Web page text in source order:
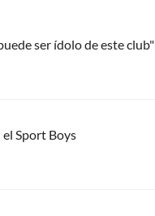
ser ídolo de este club"
Sport Boys